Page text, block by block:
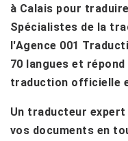
à Calais pour
Spécialistes de la
l'Agence 001
70 langues et
traduction officielle
Un traducteur
vos documents en